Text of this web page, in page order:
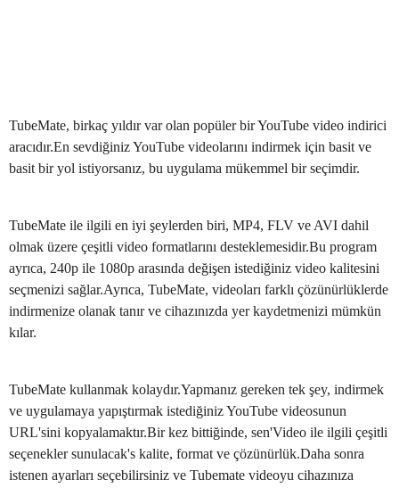
TubeMate, birkaç yıldır var olan popüler bir YouTube video indirici
aracıdır.En sevdiğiniz YouTube videolarını indirmek için basit ve
basit bir yol istiyorsanız, bu uygulama mükemmel bir seçimdir.
TubeMate ile ilgili en iyi şeylerden biri, MP4, FLV ve AVI dahil
olmak üzere çeşitli video formatlarını desteklemesidir.Bu program
ayrıca, 240p ile 1080p arasında değişen istediğiniz video kalitesini
seçmenizi sağlar.Ayrıca, TubeMate, videoları farklı çözünürlüklerde
indirmenize olanak tanır ve cihazınızda yer kaydetmenizi mümkün
kılar.
TubeMate kullanmak kolaydır.Yapmanız gereken tek şey, indirmek
ve uygulamaya yapıştırmak istediğiniz YouTube videosunun
URL'sini kopyalamaktır.Bir kez bittiğinde, sen'Video ile ilgili çeşitli
seçenekler sunulacak's kalite, format ve çözünürlük.Daha sonra
istenen ayarları seçebilirsiniz ve Tubemate videoyu cihazınıza